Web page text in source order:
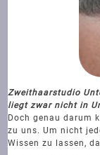
Zweithaarstudio
liegt zwar nicht in
Doch genau darum
zu uns. Um nicht
Wissen zu lassen,